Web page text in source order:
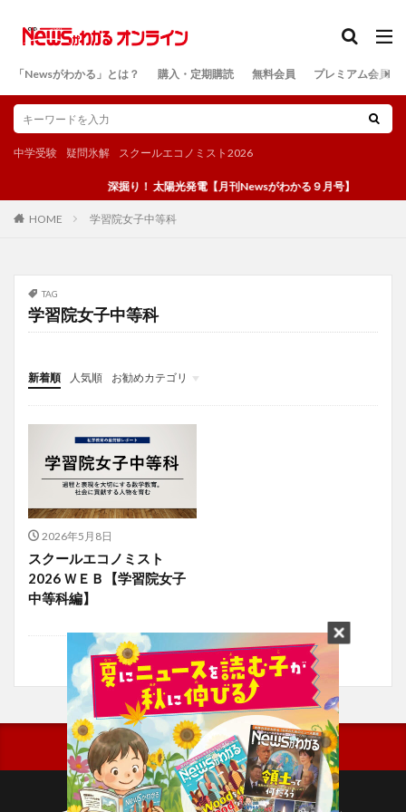
「Newsがわかる」とは？ 購入・定期購読 無料会員 プレミアム会員
中学受験 疑問氷解 スクールエコノミスト2026
深掘り！ 太陽光発電【月刊Newsがわかる９月号】
HOME 学習院女子中等科
TAG
学習院女子中等科
新着順 人気順
お勧めカテゴリ
投稿
学び
マンガ
電子書籍
2026年5月8日
スクールエコノミスト
2026 ＷＥＢ【学習院女子
中等科編】
検索